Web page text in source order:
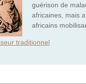
guérison de
africaines, mais
africains
traditionnel